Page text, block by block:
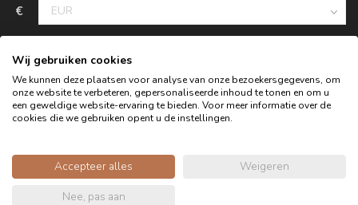
€
Wij gebruiken cookies
We kunnen deze plaatsen voor analyse van onze bezoekersgegevens, om
onze website te verbeteren, gepersonaliseerde inhoud te tonen en om u
een geweldige website-ervaring te bieden. Voor meer informatie over de
cookies die we gebruiken opent u de instellingen.
Accepteer alles
Weigeren
Nee, pas aan